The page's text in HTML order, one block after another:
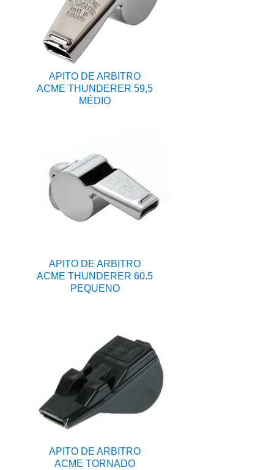
APITO DE ARBITRO
ACME THUNDERER 59,5
MÉDIO
APITO DE ARBITRO
ACME THUNDERER 60.5
PEQUENO
APITO DE ARBITRO
ACME TORNADO